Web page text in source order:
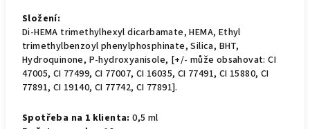
Složení:
Di-HEMA trimethylhexyl dicarbamate, HEMA, Ethyl
trimethylbenzoyl phenylphosphinate, Silica, BHT,
Hydroquinone, P-hydroxyanisole, [+/- může obsahovat: CI
47005, CI 77499, CI 77007, CI 16035, CI 77491, CI 15880, CI
77891, CI 19140, CI 77742, CI 77891].
Spotřeba na 1 klienta: 0,5 ml